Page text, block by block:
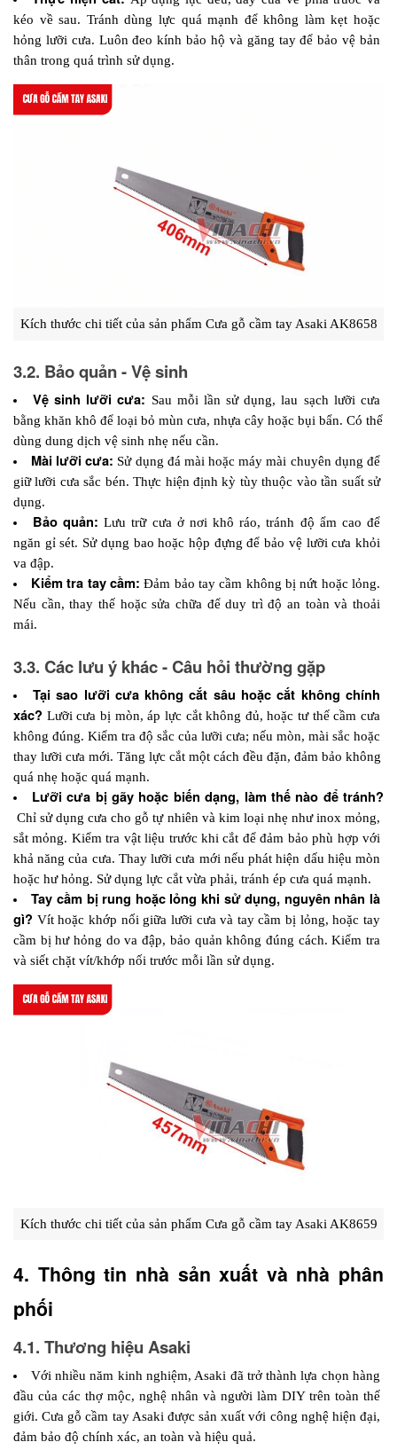
kéo về sau. Tránh dùng lực quá mạnh để không làm kẹt hoặc
hỏng lưỡi cưa. Luôn đeo kính bảo hộ và găng tay để bảo vệ bản
thân trong quá trình sử dụng.
Kích thước chi tiết của sản phẩm Cưa gỗ cầm tay Asaki AK8658
3.2. Bảo quản - Vệ sinh
Vệ sinh lưỡi cưa: Sau mỗi lần sử dụng, lau sạch lưỡi cưa
bằng khăn khô để loại bỏ mùn cưa, nhựa cây hoặc bụi bẩn. Có thể
dùng dung dịch vệ sinh nhẹ nếu cần.
Mài lưỡi cưa: Sử dụng đá mài hoặc máy mài chuyên dụng để
giữ lưỡi cưa sắc bén. Thực hiện định kỳ tùy thuộc vào tần suất sử
dụng.
Bảo quản: Lưu trữ cưa ở nơi khô ráo, tránh độ ẩm cao để
ngăn gỉ sét. Sử dụng bao hoặc hộp đựng để bảo vệ lưỡi cưa khỏi
va đập.
Kiểm tra tay cầm: Đảm bảo tay cầm không bị nứt hoặc lỏng.
Nếu cần, thay thế hoặc sửa chữa để duy trì độ an toàn và thoải
mái.
3.3. Các lưu ý khác - Câu hỏi thường gặp
Tại sao lưỡi cưa không cắt sâu hoặc cắt không chính
xác? Lưỡi cưa bị mòn, áp lực cắt không đủ, hoặc tư thế cầm cưa
không đúng. Kiểm tra độ sắc của lưỡi cưa; nếu mòn, mài sắc hoặc
thay lưỡi cưa mới. Tăng lực cắt một cách đều đặn, đảm bảo không
quá nhẹ hoặc quá mạnh.
Lưỡi cưa bị gãy hoặc biến dạng, làm thế nào để tránh?
Chỉ sử dụng cưa cho gỗ tự nhiên và kim loại nhẹ như inox mỏng,
sắt mỏng. Kiểm tra vật liệu trước khi cắt để đảm bảo phù hợp với
khả năng của cưa. Thay lưỡi cưa mới nếu phát hiện dấu hiệu mòn
hoặc hư hỏng. Sử dụng lực cắt vừa phải, tránh ép cưa quá mạnh.
Tay cầm bị rung hoặc lỏng khi sử dụng, nguyên nhân là
gì? Vít hoặc khớp nối giữa lưỡi cưa và tay cầm bị lỏng, hoặc tay
cầm bị hư hỏng do va đập, bảo quản không đúng cách. Kiểm tra
và siết chặt vít/khớp nối trước mỗi lần sử dụng.
Kích thước chi tiết của sản phẩm Cưa gỗ cầm tay Asaki AK8659
4. Thông tin nhà sản xuất và nhà phân
phối
4.1. Thương hiệu Asaki
Với nhiều năm kinh nghiệm, Asaki đã trở thành lựa chọn hàng
đầu của các thợ mộc, nghệ nhân và người làm DIY trên toàn thế
giới. Cưa gỗ cầm tay Asaki được sản xuất với công nghệ hiện đại,
đảm bảo độ chính xác, an toàn và hiệu quả.